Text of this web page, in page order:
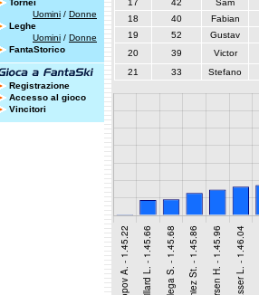
Tornei
Uomini / Donne
Leghe
Uomini / Donne
FantaStorico
Registrazione
Accesso al gioco
Vincitori
17
42 Sam
18
40 Fabian
19
52 Gustav
20
39 Victor
21
33 Stefano